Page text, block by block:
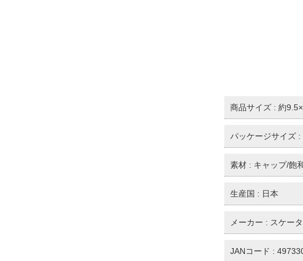
商品サイズ : 約
パッケージサイズ
素材 : キャップ/飽
生産国 : 日本
メーカー : スケー
JANコード :